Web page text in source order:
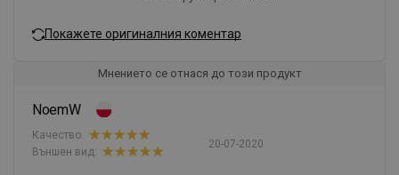
Покажете оригиналния коментар
Мнението се отнася до този продукт
NoemW
20-07-2020
Качество:
Външен вид: